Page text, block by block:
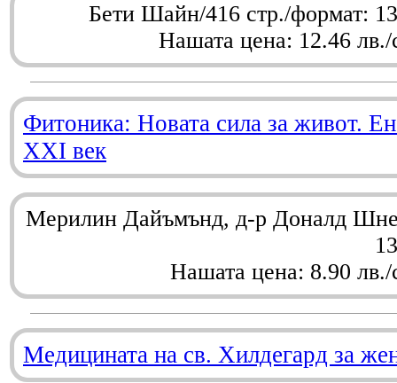
Бети Шайн/416 стр./формат:
Нашата цена: 12.46 лв./
Фитоника: Новата сила за живот.
XXI век
Мерилин Дайъмънд, д-р Доналд
Нашата цена: 8.90 лв./
Медицината на св. Хилдегард за